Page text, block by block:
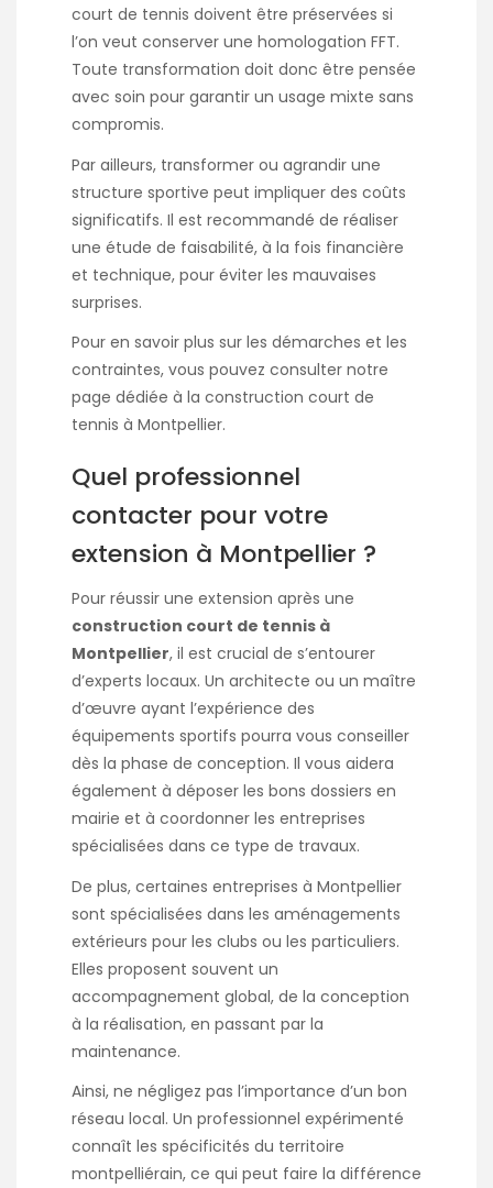
court de tennis doivent être préservées si
l’on veut conserver une homologation FFT.
Toute transformation doit donc être pensée
avec soin pour garantir un usage mixte sans
compromis.
Par ailleurs, transformer ou agrandir une
structure sportive peut impliquer des coûts
significatifs. Il est recommandé de réaliser
une étude de faisabilité, à la fois financière
et technique, pour éviter les mauvaises
surprises.
Pour en savoir plus sur les démarches et les
contraintes, vous pouvez consulter notre
page dédiée à la construction court de
tennis à Montpellier.
Quel professionnel
contacter pour votre
extension à Montpellier ?
Pour réussir une extension après une
construction court de tennis à
Montpellier, il est crucial de s’entourer
d’experts locaux. Un architecte ou un maître
d’œuvre ayant l’expérience des
équipements sportifs pourra vous conseiller
dès la phase de conception. Il vous aidera
également à déposer les bons dossiers en
mairie et à coordonner les entreprises
spécialisées dans ce type de travaux.
De plus, certaines entreprises à Montpellier
sont spécialisées dans les aménagements
extérieurs pour les clubs ou les particuliers.
Elles proposent souvent un
accompagnement global, de la conception
à la réalisation, en passant par la
maintenance.
Ainsi, ne négligez pas l’importance d’un bon
réseau local. Un professionnel expérimenté
connaît les spécificités du territoire
montpelliérain, ce qui peut faire la différence